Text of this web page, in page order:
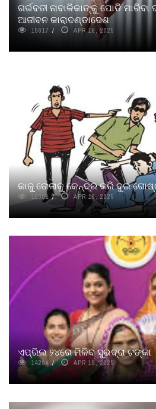
ଗର୍ଭବତୀ ନାବାଳିକାଙ୍କୁ ପୋଡି ମାରିବା
ଆଜୀବନ କାରାଦଣ୍ଡାଦେଶ
15617 APR 19, 2025
କାଜୁ ତୋଳାକୁ କେନ୍ଦ୍ର କରି ଦୁଇ
15601 APR 19, 2025
ଏପ୍ରିଲ ୨୪ରେ ମିଳିବ ସୁଭଦ୍ରା ଟଙ୍କା
14294 APR 19, 2025